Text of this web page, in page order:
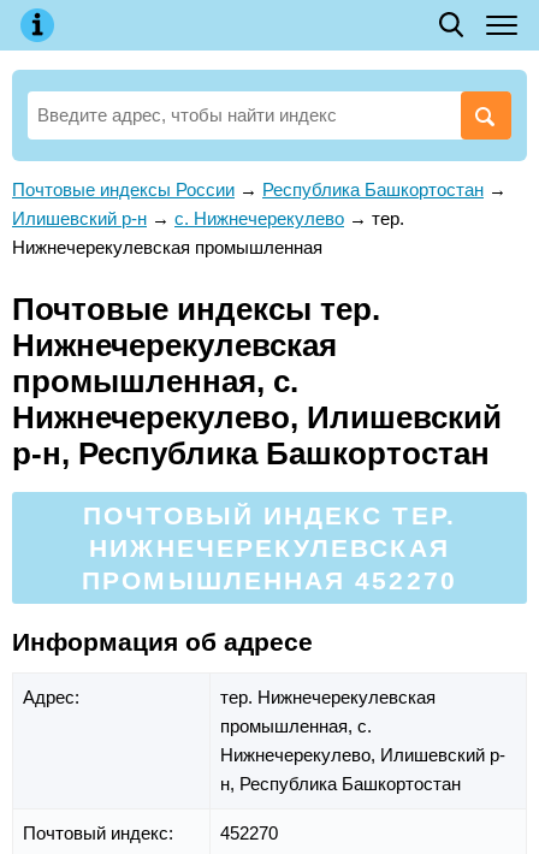
Почтовые индексы России → Республика Башкортостан →
Илишевский р-н → с. Нижнечерекулево → тер.
Нижнечерекулевская промышленная
Почтовые индексы тер.
Нижнечерекулевская
промышленная, с.
Нижнечерекулево, Илишевский
р-н, Республика Башкортостан
ПОЧТОВЫЙ ИНДЕКС ТЕР.
НИЖНЕЧЕРЕКУЛЕВСКАЯ
ПРОМЫШЛЕННАЯ 452270
Информация об адресе
Адрес:
тер. Нижнечерекулевская
промышленная, с.
Нижнечерекулево, Илишевский р-
н, Республика Башкортостан
Почтовый индекс: 452270